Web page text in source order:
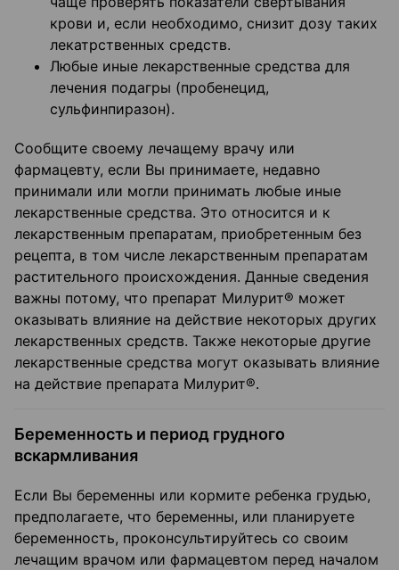
крови и, если необходимо, снизит дозу таких
лекатрственных средств.
Любые иные лекарственные средства для
лечения подагры (пробенецид,
сульфинпиразон).
Сообщите своему лечащему врачу или
фармацевту, если Вы принимаете, недавно
принимали или могли принимать любые иные
лекарственные средства. Это относится и к
лекарственным препаратам, приобретенным без
рецепта, в том числе лекарственным препаратам
растительного происхождения. Данные сведения
важны потому, что препарат Милурит® может
оказывать влияние на действие некоторых других
лекарственных средств. Также некоторые другие
лекарственные средства могут оказывать влияние
на действие препарата Милурит®.
Беременность и период грудного
вскармливания
Если Вы беременны или кормите ребенка грудью,
предполагаете, что беременны, или планируете
беременность, проконсультируйтесь со своим
лечащим врачом или фармацевтом перед началом